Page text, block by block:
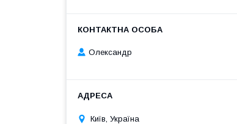
Олександр
Київ, Україна